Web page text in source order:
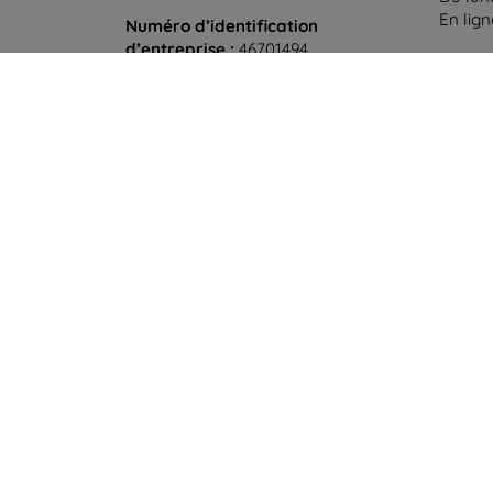
Numéro d’identification
d’entreprise :46701494
En